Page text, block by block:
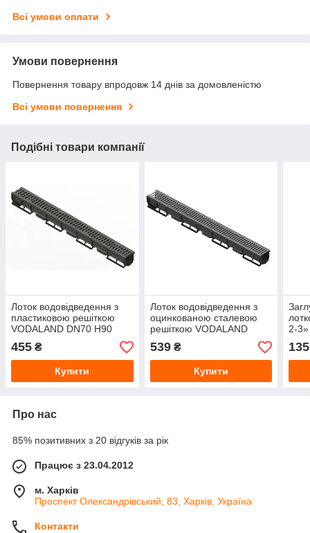
Всі умови оплати
Умови повернення
Повернення товару впродовж 14 днів за домовленістю
Всі умови повернення
Подібні товари компанії
Лоток водовідведення з
пластиковою решіткою
VODALAND DN70 H90
(1000х90х90 мм) Чорний
455 ₴
Купити
Лоток водовідведення з
оцинкованою сталевою
решіткою VODALAND
DN70 H90 (1000х90х90
мм) Чорний
539₴
Купити
2-
мм)
135
Про нас
85% позитивних з 20 відгуків за рік
Працює з 23.04.2012
м. Харків
Проспект Олександрівський, 83, Харків, Україна
Контакти